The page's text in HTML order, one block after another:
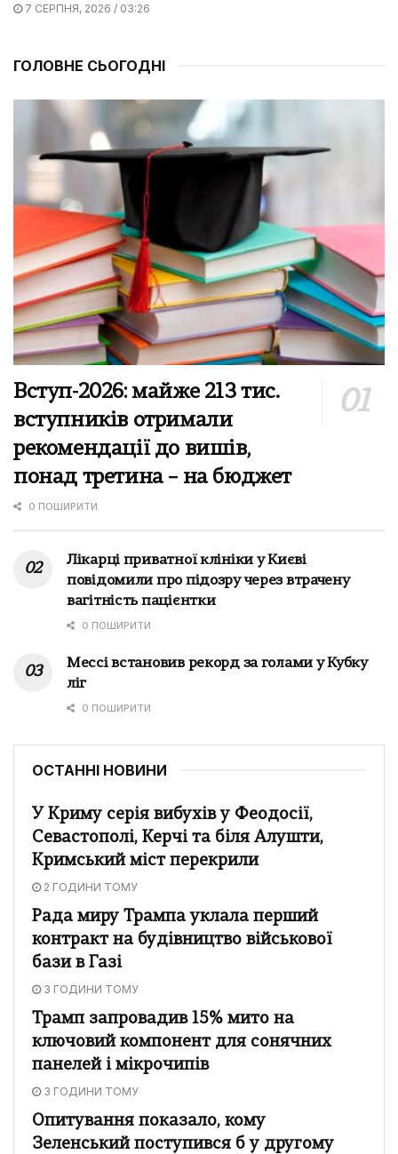
7 СЕРПНЯ, 2026 / 03:26
ГОЛОВНЕ СЬОГОДНІ
Вступ-2026: майже 213 тис.
вступників отримали
рекомендації до вишів,
понад третина – на бюджет
0 ПОШИРИТИ
Лікарці приватної клініки у Києві
повідомили про підозру через втрачену
вагітність пацієнтки
0 ПОШИРИТИ
Мессі встановив рекорд за голами у Кубку
ліг
0 ПОШИРИТИ
ОСТАННІ НОВИНИ
У Криму серія вибухів у Феодосії,
Севастополі, Керчі та біля Алушти,
Кримський міст перекрили
2 ГОДИНИ ТОМУ
Рада миру Трампа уклала перший
контракт на будівництво військової
бази в Газі
3 ГОДИНИ ТОМУ
Трамп запровадив 15% мито на
ключовий компонент для сонячних
панелей і мікрочипів
3 ГОДИНИ ТОМУ
Опитування показало, кому
Зеленський поступився б у другому